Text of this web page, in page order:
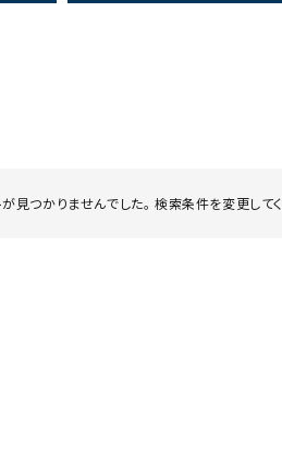
見つかりませんでした。 検索条件を変更してく